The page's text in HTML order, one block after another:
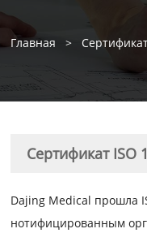
Главная >
Сертификат ISO
Dajing Medical прошла
нотифицированным